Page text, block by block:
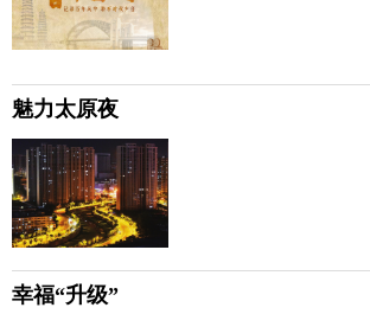
魅力太原夜
幸福“升级”